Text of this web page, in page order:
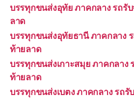
บรรทุกขนส่งอุทัย ภาคกลาง รถรับ
ลาด
บรรทุกขนส่งอุทัยธานี ภาคกลาง ร
ท้ายลาด
บรรทุกขนส่งเกาะสมุย ภาคกลาง
ท้ายลาด
บรรทุกขนส่งเบตง ภาคกลาง รถรั